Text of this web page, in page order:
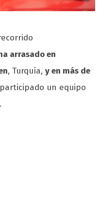
arrasado en
, Turquía, y en más de
un equipo